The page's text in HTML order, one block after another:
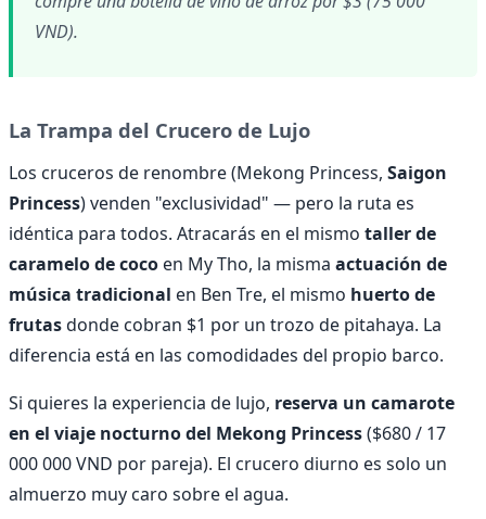
VND).
La Trampa del Crucero de Lujo
Los cruceros de renombre (Mekong Princess, Saigon
Princess) venden "exclusividad" — pero la ruta es
idéntica para todos. Atracarás en el mismo taller de
caramelo de coco en My Tho, la misma actuación de
música tradicional en Ben Tre, el mismo huerto de
frutasdonde cobran $1 por un trozo de pitahaya. La
diferencia está en las comodidades del propio barco.
Si quieres la experiencia de lujo, reserva un camarote
en el viaje nocturno del Mekong Princess($680 / 17
000 000 VND por pareja). El crucero diurno es solo un
almuerzo muy caro sobre el agua.